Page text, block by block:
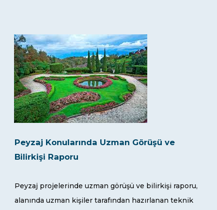
Peyzaj Konularında Uzman Görüşü ve
Bilirkişi Raporu
Peyzaj projelerinde uzman görüşü ve bilirkişi raporu,
alanında uzman kişiler tarafından hazırlanan teknik